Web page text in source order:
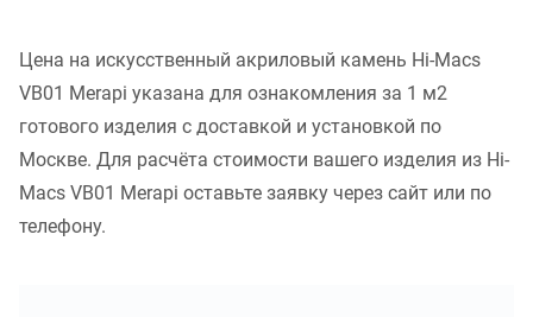
Цена на искусственный акриловый камень Hi-Macs
VB01 Merapi указана для ознакомления за 1 м2
готового изделия с доставкой и установкой по
Москве. Для расчёта стоимости вашего изделия из Hi-
Macs VB01 Merapi оставьте заявку через сайт или по
телефону.